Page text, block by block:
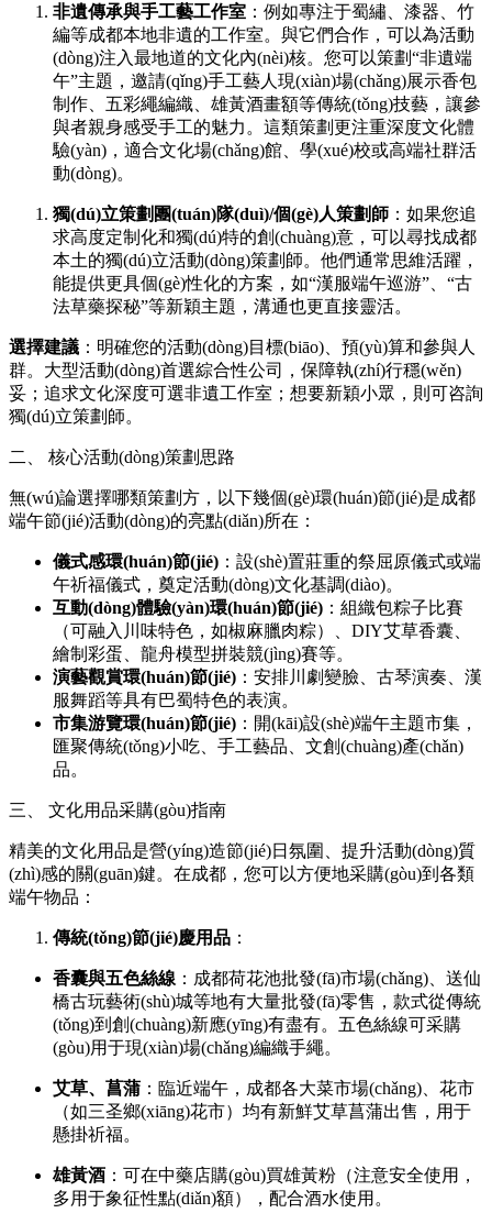
非遺傳承與手工藝工作室 ：例如專注于蜀繡、漆器、竹
編等成都本地非遺的工作室。與它們合作，可以為活動
(dòng)注入最地道的文化內(nèi)核。您可以策劃“非遺端
午”主題，邀請(qǐng)手工藝人現(xiàn)場(chǎng)展示香包
制作、五彩繩編織、雄黃酒畫額等傳統(tǒng)技藝，讓參
與者親身感受手工的魅力。這類策劃更注重深度文化體
驗(yàn)，適合文化場(chǎng)館、學(xué)校或高端社群活
動(dòng)。
獨(dú)立策劃團(tuán)隊(duì)/個(gè)人策劃師 ：如果您追
求高度定制化和獨(dú)特的創(chuàng)意，可以尋找成都
本土的獨(dú)立活動(dòng)策劃師。他們通常思維活躍，
能提供更具個(gè)性化的方案，如“漢服端午巡游”、“古
法草藥探秘”等新穎主題，溝通也更直接靈活。
選擇建議 ：明確您的活動(dòng)目標(biāo)、預(yù)算和參與人
群。大型活動(dòng)首選綜合性公司，保障執(zhí)行穩(wěn)
妥；追求文化深度可選非遺工作室；想要新穎小眾，則可咨詢
獨(dú)立策劃師。
二、 核心活動(dòng)策劃思路
無(wú)論選擇哪類策劃方，以下幾個(gè)環(huán)節(jié)是成都
端午節(jié)活動(dòng)的亮點(diǎn)所在：
儀式感環(huán)節(jié) ：設(shè)置莊重的祭屈原儀式或端
午祈福儀式，奠定活動(dòng)文化基調(diào)。
互動(dòng)體驗(yàn)環(huán)節(jié) ：組織包粽子比賽
（可融入川味特色，如椒麻臘肉粽）、DIY艾草香囊、
繪制彩蛋、龍舟模型拼裝競(jìng)賽等。
演藝觀賞環(huán)節(jié) ：安排川劇變臉、古琴演奏、漢
服舞蹈等具有巴蜀特色的表演。
市集游覽環(huán)節(jié) ：開(kāi)設(shè)端午主題市集，
匯聚傳統(tǒng)小吃、手工藝品、文創(chuàng)產(chǎn)
品。
三、 文化用品采購(gòu)指南
精美的文化用品是營(yíng)造節(jié)日氛圍、提升活動(dòng)質
(zhì)感的關(guān)鍵。在成都，您可以方便地采購(gòu)到各類
端午物品：
傳統(tǒng)節(jié)慶用品 ：
香囊與五色絲線 ：成都荷花池批發(fā)市場(chǎng)、送仙
橋古玩藝術(shù)城等地有大量批發(fā)零售，款式從傳統
(tǒng)到創(chuàng)新應(yīng)有盡有。五色絲線可采購
(gòu)用于現(xiàn)場(chǎng)編織手繩。
艾草、菖蒲 ：臨近端午，成都各大菜市場(chǎng)、花市
（如三圣鄉(xiāng)花市）均有新鮮艾草菖蒲出售，用于
懸掛祈福。
雄黃酒 ：可在中藥店購(gòu)買雄黃粉（注意安全使用，
多用于象征性點(diǎn)額），配合酒水使用。